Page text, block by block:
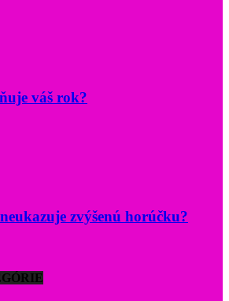
váš rok?
zvýšenú horúčku?